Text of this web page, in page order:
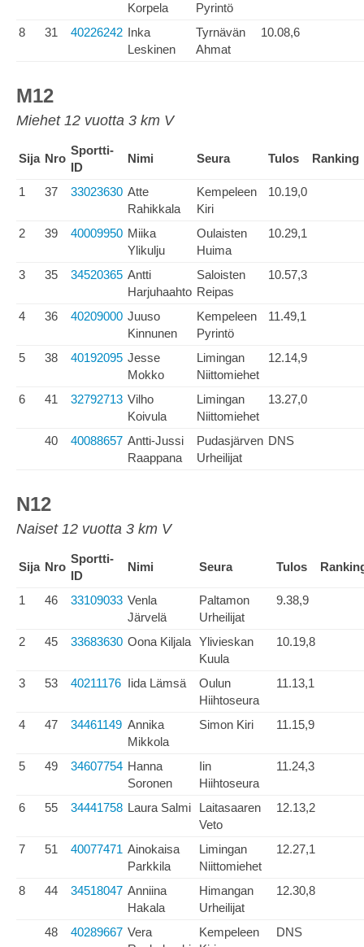
Korpela
Pyrintö
8 31 40226242 Inka
Leskinen
Tyrnävän
Ahmat
10.08,6
M12
Miehet 12 vuotta 3 km V
Sija Nro
Sportti-
ID
Nimi Seura Tulos Ranking
1 37 33023630 Atte
Rahikkala
Kempeleen
Kiri
10.19,0
2 39 40009950 Miika
Ylikulju
Oulaisten
Huima
10.29,1
3 35 34520365 Antti
Harjuhaahto
Saloisten
Reipas
10.57,3
4 36 40209000 Juuso
Kinnunen
Kempeleen
Pyrintö
11.49,1
5 38 40192095 Jesse
Mokko
Limingan
Niittomiehet
12.14,9
6 41 32792713 Vilho
Koivula
Limingan
Niittomiehet
13.27,0
40 40088657 Antti-Jussi
Raappana
Pudasjärven
Urheilijat
DNS
N12
Naiset 12 vuotta 3 km V
Sija Nro
Sportti-
ID
Nimi Seura Tulos
1 46 33109033 Venla
Järvelä
Paltamon
Urheilijat
9.38,9
2 45 33683630 Oona Kiljala Ylivieskan
Kuula
10.19,8
3 53 40211176 Iida Lämsä
Oulun
Hiihtoseura
11.13,1
4 47 34461149 Annika
Mikkola
Simon Kiri 11.15,9
5 49 34607754 Hanna
Soronen
Iin
Hiihtoseura
11.24,3
6 55 34441758 Laura Salmi
Laitasaaren
Veto
12.13,2
7 51 40077471 Ainokaisa
Parkkila
Limingan
Niittomiehet
12.27,1
8 44 34518047 Anniina
Hakala
Himangan
Urheilijat
12.30,8
48 40289667 Vera
Kempeleen
DNS